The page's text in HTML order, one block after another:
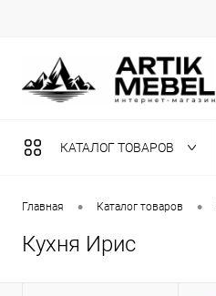
КАТАЛОГ ТОВАРОВ
Главная • Каталог товаров •
Кухня Ирис